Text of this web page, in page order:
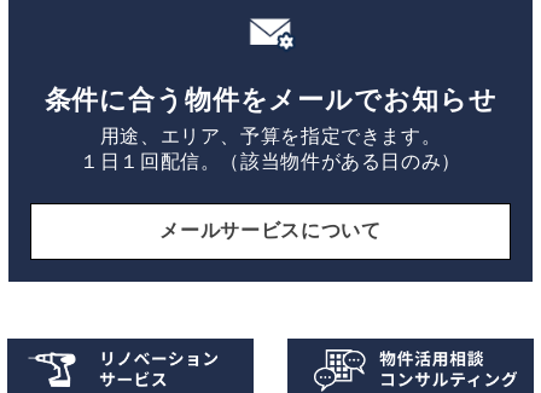
条件に合う物件をメールでお知らせ
用途、エリア、予算を指定できます。
１日１回配信。（該当物件がある日のみ）
メールサービスについて